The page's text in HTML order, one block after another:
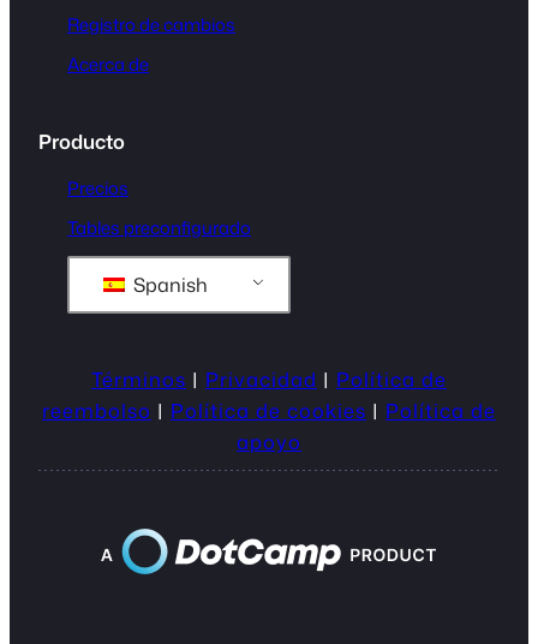
Registro de cambios
Acerca de
Producto
Precios
Tables preconfigurado
Spanish
Términos | Privacidad | Política de
reembolso | Política de cookies | Política de
apoyo